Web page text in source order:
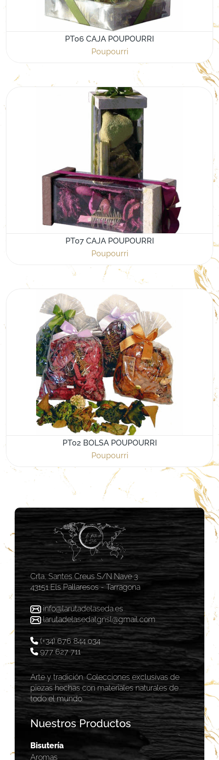
PT06 CAJA POUPOURRI
Poupourri
PT07 CAJA POUPOURRI
Poupourri
PT02 BOLSA POUPOURRI
Poupourri
Crta, Santes Creus S/N Nave 3
43151 Els Pallaresos - Tarragona
info@larutadelaseda.es
larutadelasedatgnsl@gmail.com
(+34) 676 844 034
977 627 711
Arte y tradición. Colecciones exclusivas de
piezas hechas con materiales naturales de
todo el mundo.
Nuestros Productos
Bisutería
Aromas